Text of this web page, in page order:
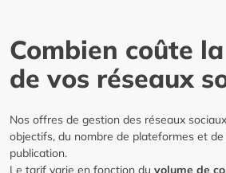
Combien coûte
de vos réseaux
Nos offres de gestion des réseaux
objectifs, du nombre de plateformes et
publication.
Le tarif varie en fonction du volume de